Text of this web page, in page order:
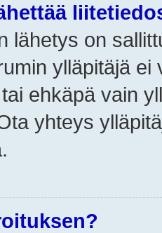
lähetys on
ylläpitäjä
ehkäpä vain
yhteys